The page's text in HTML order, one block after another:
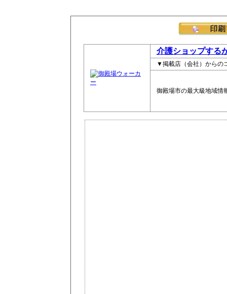
介護ショップする
▼掲載店（会社）からの
御殿場市の最大級地域情